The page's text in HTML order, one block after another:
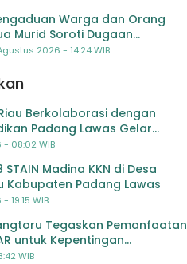
Warga dan Orang
Murid Soroti Dugaan
Dana BOP PAUD di TK
2026 - 14:24 WIB
Berkolaborasi dengan
Padang Lawas Gelar
SMP se-Kabupaten Padang
08:02 WIB
STAIN Madina KKN di Desa
Kabupaten Padang Lawas
19:15 WIB
Tegaskan Pemanfaatan
untuk Kepentingan
WIB